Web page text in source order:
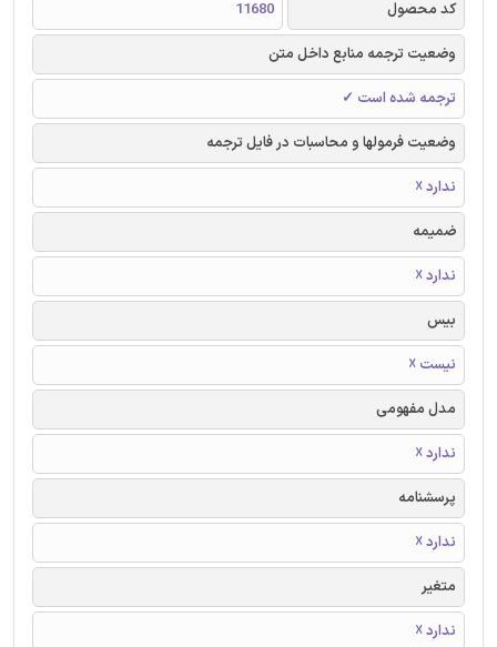
کد محصول
11680
وضعیت ترجمه منابع داخل متن
ترجمه شده است ✓
وضعیت فرمولها و محاسبات در فایل ترجمه
ندارد ☓
ضمیمه
ندارد ☓
بیس
نیست ☓
مدل مفهومی
ندارد ☓
پرسشنامه
ندارد ☓
متغیر
ندارد ☓